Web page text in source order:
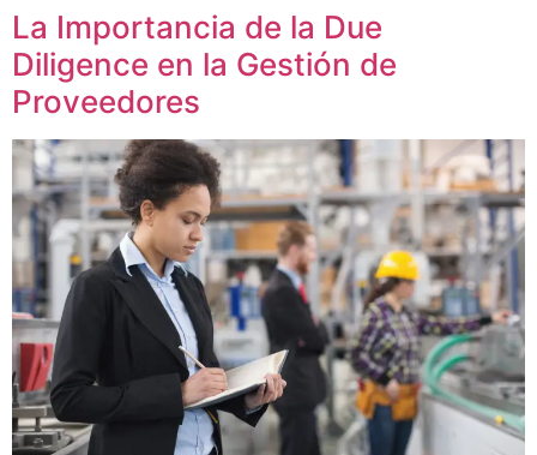
La Importancia de la Due
Diligence en la Gestión de
Proveedores